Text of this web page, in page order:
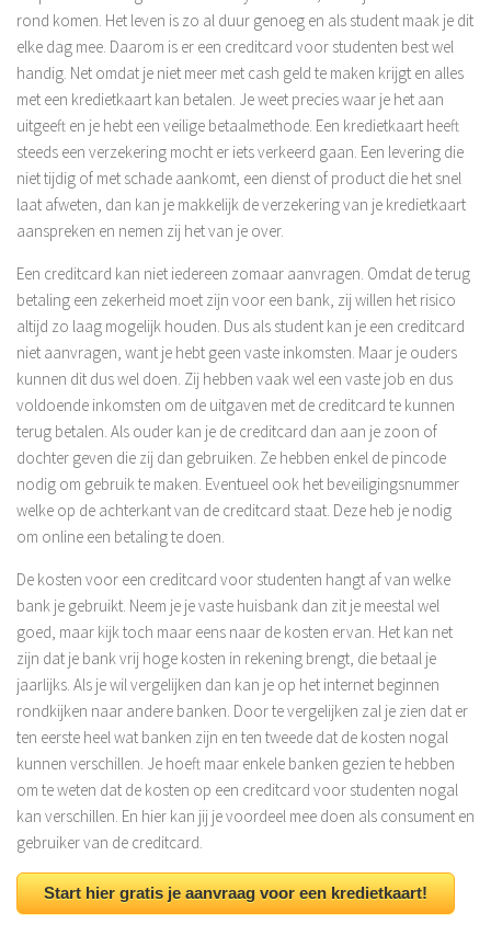
rond komen. Het leven is zo al duur genoeg en als student maak je dit
elke dag mee. Daarom is er een creditcard voor studenten best wel
handig. Net omdat je niet meer met cash geld te maken krijgt en alles
met een kredietkaart kan betalen. Je weet precies waar je het aan
uitgeeft en je hebt een veilige betaalmethode. Een kredietkaart heeft
steeds een verzekering mocht er iets verkeerd gaan. Een levering die
niet tijdig of met schade aankomt, een dienst of product die het snel
laat afweten, dan kan je makkelijk de verzekering van je kredietkaart
aanspreken en nemen zij het van je over.
Een creditcard kan niet iedereen zomaar aanvragen. Omdat de terug
betaling een zekerheid moet zijn voor een bank, zij willen het risico
altijd zo laag mogelijk houden. Dus als student kan je een creditcard
niet aanvragen, want je hebt geen vaste inkomsten. Maar je ouders
kunnen dit dus wel doen. Zij hebben vaak wel een vaste job en dus
voldoende inkomsten om de uitgaven met de creditcard te kunnen
terug betalen. Als ouder kan je de creditcard dan aan je zoon of
dochter geven die zij dan gebruiken. Ze hebben enkel de pincode
nodig om gebruik te maken. Eventueel ook het beveiligingsnummer
welke op de achterkant van de creditcard staat. Deze heb je nodig
om online een betaling te doen.
De kosten voor een creditcard voor studenten hangt af van welke
bank je gebruikt. Neem je je vaste huisbank dan zit je meestal wel
goed, maar kijk toch maar eens naar de kosten ervan. Het kan net
zijn dat je bank vrij hoge kosten in rekening brengt, die betaal je
jaarlijks. Als je wil vergelijken dan kan je op het internet beginnen
rondkijken naar andere banken. Door te vergelijken zal je zien dat er
ten eerste heel wat banken zijn en ten tweede dat de kosten nogal
kunnen verschillen. Je hoeft maar enkele banken gezien te hebben
om te weten dat de kosten op een creditcard voor studenten nogal
kan verschillen. En hier kan jij je voordeel mee doen als consument en
gebruiker van de creditcard.
Start hier gratis je aanvraag voor een kredietkaart!